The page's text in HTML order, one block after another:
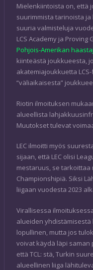
Mielenkiintoista on, että
suurimmista tarinoista
suuria valmisteluja
LCS Academy ja
Pohjois-Amerikan
kiinteästä joukkueesta,
akatemiajoukkuetta
“väliaikaisesta”
Riotin ilmoituksen
alueellista
Muutokset tulevat
LEC ilmoitti myös
sijaan, että LEC olisi
mestaruus, se tarkoittaa
Championshipiä. Siksi
liigaan vuodesta 2023
Virallisessa
alueiden
lopullinen, mutta jos
voivat käydä läpi saman
että TCL: stä, Turkin
alueellinen liiga